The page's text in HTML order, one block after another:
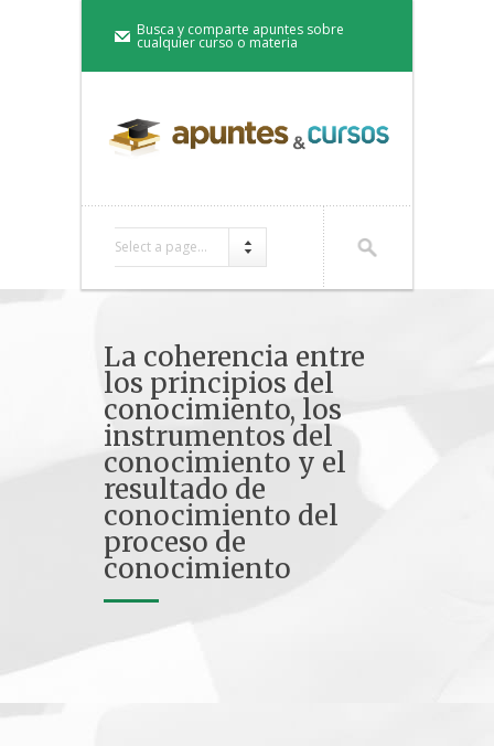
Busca y comparte apuntes sobre
cualquier curso o materia
Select a page...
La coherencia entre
los principios del
conocimiento, los
instrumentos del
conocimiento y el
resultado de
conocimiento del
proceso de
conocimiento